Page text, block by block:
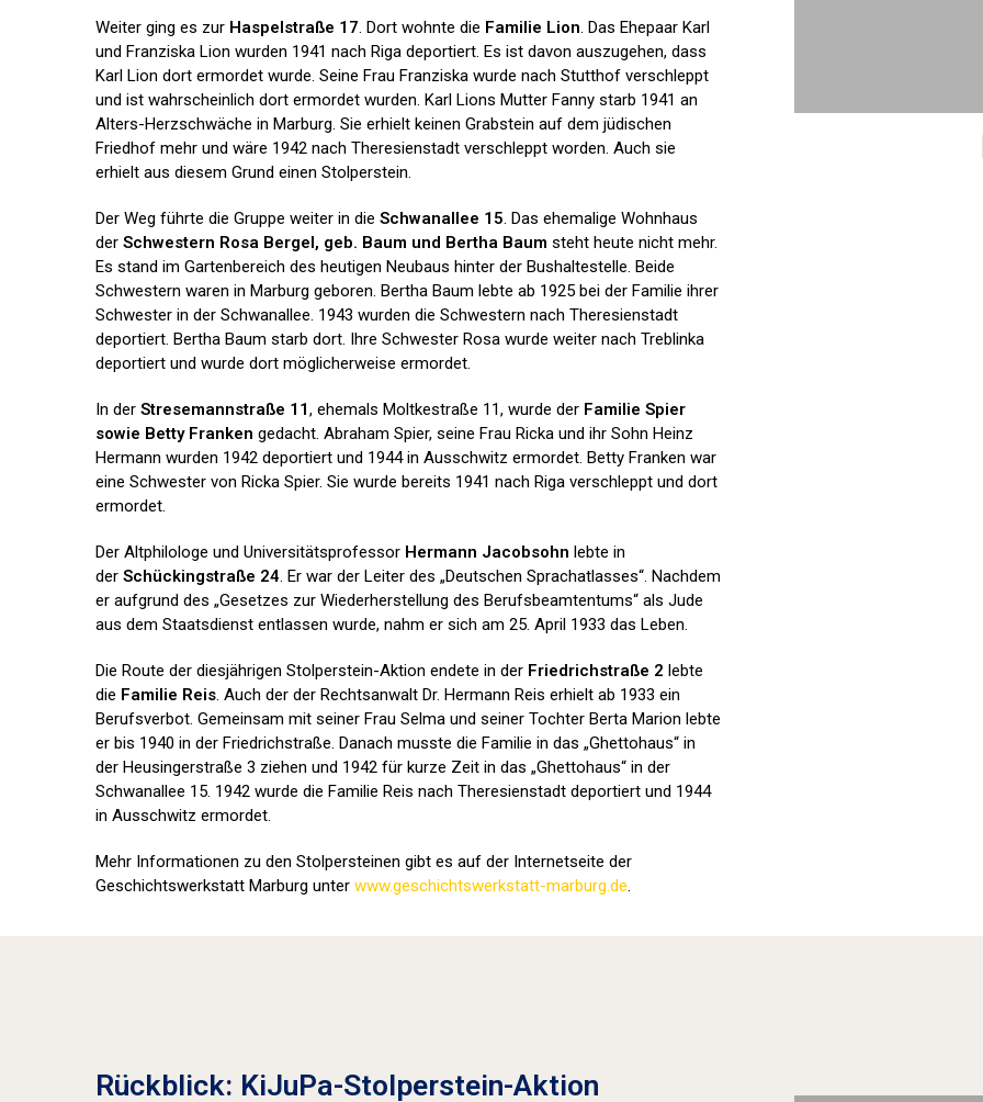
Weiter ging es zur Haspelstraße 17. Dort wohnte die Familie Lion. Das Ehepaar Karl
und Franziska Lion wurden 1941 nach Riga deportiert. Es ist davon auszugehen, dass
Karl Lion dort ermordet wurde. Seine Frau Franziska wurde nach Stutthof verschleppt
und ist wahrscheinlich dort ermordet wurden. Karl Lions Mutter Fanny starb 1941 an
Alters-Herzschwäche in Marburg. Sie erhielt keinen Grabstein auf dem jüdischen
Friedhof mehr und wäre 1942 nach Theresienstadt verschleppt worden. Auch sie
erhielt aus diesem Grund einen Stolperstein.
Der Weg führte die Gruppe weiter in die Schwanallee 15. Das ehemalige Wohnhaus
der Schwestern Rosa Bergel, geb. Baum und Bertha Baum steht heute nicht mehr.
Es stand im Gartenbereich des heutigen Neubaus hinter der Bushaltestelle. Beide
Schwestern waren in Marburg geboren. Bertha Baum lebte ab 1925 bei der Familie ihrer
Schwester in der Schwanallee. 1943 wurden die Schwestern nach Theresienstadt
deportiert. Bertha Baum starb dort. Ihre Schwester Rosa wurde weiter nach Treblinka
deportiert und wurde dort möglicherweise ermordet.
In der Stresemannstraße 11, ehemals Moltkestraße 11, wurde der Familie Spier
sowie Betty Franken gedacht. Abraham Spier, seine Frau Ricka und ihr Sohn Heinz
Hermann wurden 1942 deportiert und 1944 in Ausschwitz ermordet. Betty Franken war
eine Schwester von Ricka Spier. Sie wurde bereits 1941 nach Riga verschleppt und dort
ermordet.
Der Altphilologe und Universitätsprofessor Hermann Jacobsohn lebte in
der Schückingstraße 24. Er war der Leiter des „Deutschen Sprachatlasses“. Nachdem
er aufgrund des „Gesetzes zur Wiederherstellung des Berufsbeamtentums“ als Jude
aus dem Staatsdienst entlassen wurde, nahm er sich am 25. April 1933 das Leben.
Die Route der diesjährigen Stolperstein-Aktion endete in der Friedrichstraße 2 lebte
die Familie Reis. Auch der der Rechtsanwalt Dr. Hermann Reis erhielt ab 1933 ein
Berufsverbot. Gemeinsam mit seiner Frau Selma und seiner Tochter Berta Marion lebte
er bis 1940 in der Friedrichstraße. Danach musste die Familie in das „Ghettohaus“ in
der Heusingerstraße 3 ziehen und 1942 für kurze Zeit in das „Ghettohaus“ in der
Schwanallee 15. 1942 wurde die Familie Reis nach Theresienstadt deportiert und 1944
in Ausschwitz ermordet.
Mehr Informationen zu den Stolpersteinen gibt es auf der Internetseite der
Geschichtswerkstatt Marburg unter www.geschichtswerkstatt-marburg.de.
Rückblick: KiJuPa-Stolperstein-Aktion